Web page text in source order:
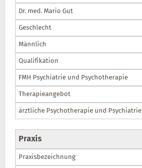
Dr. med. Mario Gut
Geschlecht
Männlich
Qualifikation
FMH Psychiatrie und Psychotherapie
Therapieangebot
ärztliche Psychotherapie und Psychiatrie
Praxis
Praxisbezeichnung